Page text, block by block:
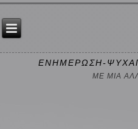
ΕΝΗΜΕΡΩΣΗ-
ΜΕ ΜΙΑ